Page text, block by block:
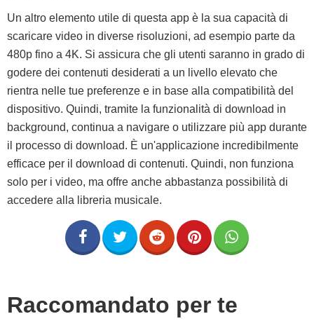
Un altro elemento utile di questa app è la sua capacità di
scaricare video in diverse risoluzioni, ad esempio parte da
480p fino a 4K. Si assicura che gli utenti saranno in grado di
godere dei contenuti desiderati a un livello elevato che
rientra nelle tue preferenze e in base alla compatibilità del
dispositivo. Quindi, tramite la funzionalità di download in
background, continua a navigare o utilizzare più app durante
il processo di download. È un'applicazione incredibilmente
efficace per il download di contenuti. Quindi, non funziona
solo per i video, ma offre anche abbastanza possibilità di
accedere alla libreria musicale.
Raccomandato per te